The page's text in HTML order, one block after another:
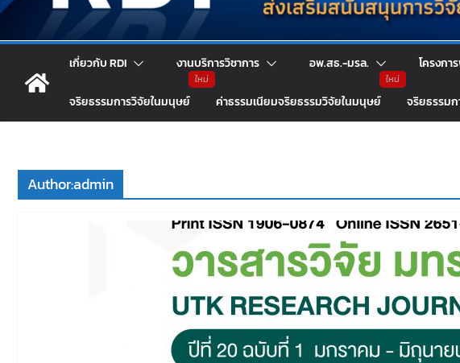
เกี่ยวกับ RDI งานบริการวิชาการ อพ.สธ.-มรล. โครงกา
จริยธรรมการวิจัยในมนุษย์ ค่าธรรมเนียมจริยธรรมวิจัยในมนุษย์ จริยธรรม
Author:admin